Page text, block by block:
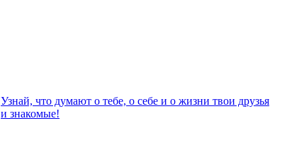
Узнай, что думают о тебе, о себе и о жизни твои друзья
и знакомые!